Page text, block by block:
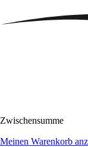
Zwischensumme
Meinen Warenkorb